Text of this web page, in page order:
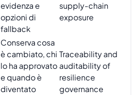
evidenza e
opzioni di
fallback
supply-chain
exposure
Conserva cosa
è cambiato, chi
lo ha approvato
e quando è
diventato
Traceability and
auditability of
resilience
governance